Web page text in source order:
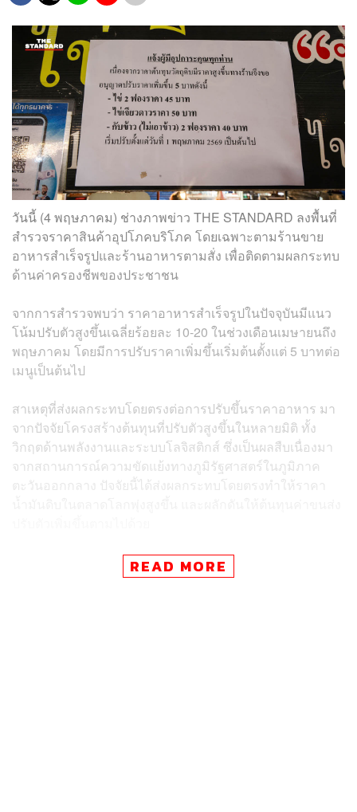
วันนี้ (4 พฤษภาคม) ช่างภาพข่าว THE STANDARD ลงพื้นที่
สำรวจราคาสินค้าอุปโภคบริโภค โดยเฉพาะตามร้านขาย
อาหารสำเร็จรูปและร้านอาหารตามสั่ง เพื่อติดตามผลกระทบ
ด้านค่าครองชีพของประชาชน
จากการสำรวจพบว่า ราคาอาหารสำเร็จรูปในปัจจุบันมีแนว
โน้มปรับตัวสูงขึ้นเฉลี่ยร้อยละ 10-20 ในช่วงเดือนเมษายนถึง
พฤษภาคม โดยมีการปรับราคาเพิ่มขึ้นเริ่มต้นตั้งแต่ 5 บาทต่อ
เมนูเป็นต้นไป
สาเหตุที่ส่งผลกระทบโดยตรงต่อการปรับขึ้นราคาอาหาร มา
จากปัจจัยโครงสร้างต้นทุนที่ปรับตัวสูงขึ้นในหลายมิติ ทั้ง
วิกฤตด้านพลังงานและระบบโลจิสติกส์ ซึ่งเป็นผลสืบเนื่องมา
จากสถานการณ์ความขัดแย้งทางภูมิรัฐศาสตร์ในภูมิภาค
ตะวันออกกลาง ปัจจัยนี้ได้ส่งผลกระทบโดยตรงทำให้ราคา
ปัจจัยต่อมาที่ได้รับผลกระทบเป็นโดมิโนคือ ต้นทุนบรรจุภัณฑ์
เมื่อราคาน้ำมันดิบมีความผันผวน จึงก่อให้เกิดปัญหาการ
READ MORE